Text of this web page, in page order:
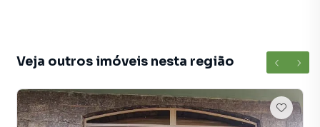
planta em Jardim Glória e em outras regiões de Lavras.
Aqui você encontra milhares de ofertas para encontrar o
imóvel que mais combina com seu estilo de vida.
Negocie seu imóvel de forma totalmente online, com
Veja outros imóveis nesta região